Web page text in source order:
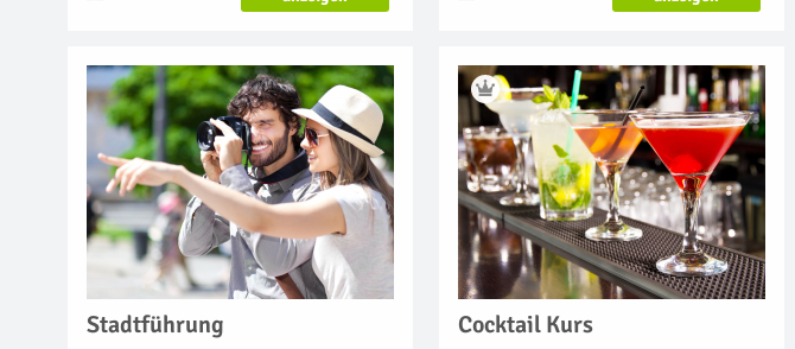
Stadtführung Cocktail Kurs